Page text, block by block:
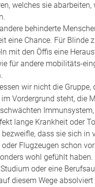
welches sie abarbeiten,
behinderte
eine Chance. Für Blinde
mit den Öffis eine
für andere mobilitäts-
wir nicht die Gruppe,
im Vordergrund steht, die
lange Krankheit oder
bezweifle, dass sie sich in
Flugzeugen schon
wohl gefühlt haben.
oder eine
diesem Wege absolviert